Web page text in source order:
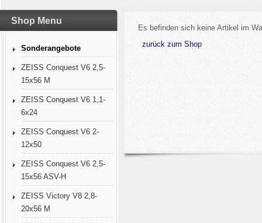
Shop Menu
Sonderangebote
ZEISS Conquest V6 2,5-
15x56 M
ZEISS Conquest V6 1,1-
6x24
ZEISS Conquest V6 2-
12x50
ZEISS Conquest V6 2,5-
15x56 ASV-H
ZEISS Victory V8 2,8-
20x56 M
Es befinden sich keine Artikel im
zurück zum Shop